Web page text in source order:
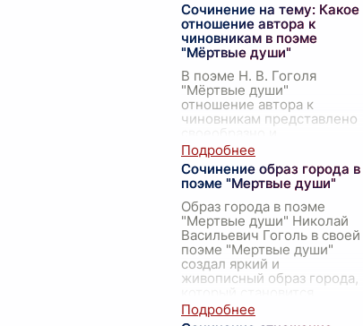
Сочинение на тему: Какое
отношение автора к
чиновникам в поэме
"Мёртвые души"
В поэме Н. В. Гоголя
"Мёртвые души"
отношение автора к
чиновникам представлено
многогранно. Гоголь,
будучи мастером сатиры,
раскрывает через образы
своих персонажей в...
Сочинение образ города в
поэме "Мертвые души"
Образ города в поэме
"Мертвые души" Николай
Васильевич Гоголь в своей
поэме "Мертвые души"
создал яркий и
живописный образ города,
символом русской
провинциальн...